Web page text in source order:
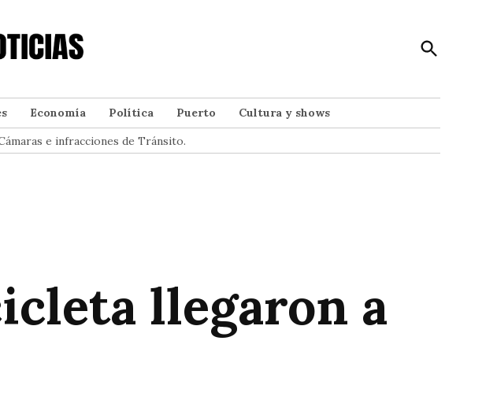
Open
Search
Economía Política Puerto
Cultura y shows
e infracciones de Tránsito.
llegaron a